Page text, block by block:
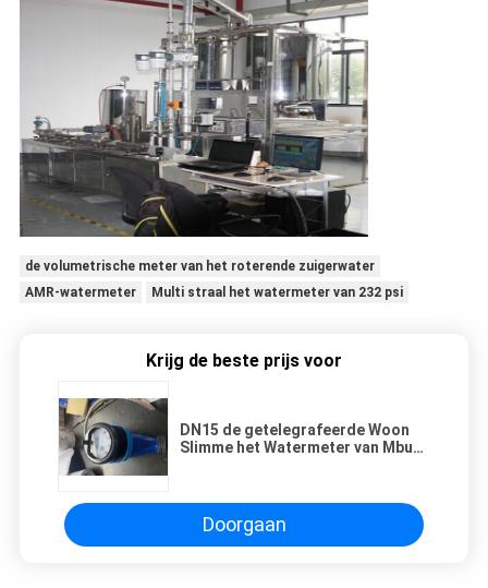
de volumetrische meter van het roterende zuigerwater
AMR-watermeter
Multi straal het watermeter van 232 psi
Krijg de beste prijs voor
DN15 de getelegrafeerde Woon
Slimme het Watermeter van Mbus
Doorgaan